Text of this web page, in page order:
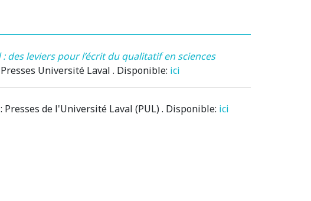
leviers pour l’écrit du qualitatif en sciences
Université Laval . Disponible: ici
Presses de l'Université Laval (PUL) . Disponible: ici